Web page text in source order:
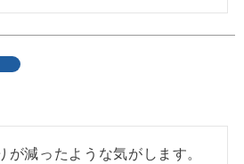
減ったような気がします。